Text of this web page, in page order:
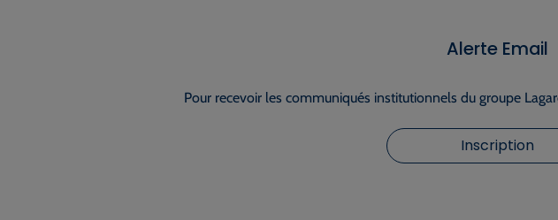
Alerte Email
Pour recevoir les communiqués institutionnels du groupe
Inscription